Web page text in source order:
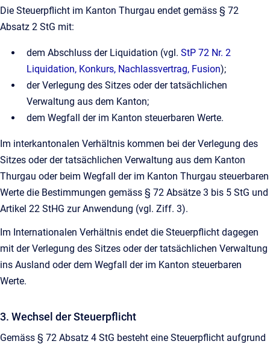
Die Steuerpflicht im Kanton Thurgau endet gemäss § 72
Absatz 2 StG mit:
dem Abschluss der Liquidation (vgl. StP 72 Nr. 2
Liquidation, Konkurs, Nachlassvertrag, Fusion);
der Verlegung des Sitzes oder der tatsächlichen
Verwaltung aus dem Kanton;
dem Wegfall der im Kanton steuerbaren Werte.
Im interkantonalen Verhältnis kommen bei der Verlegung des
Sitzes oder der tatsächlichen Verwaltung aus dem Kanton
Thurgau oder beim Wegfall der im Kanton Thurgau steuerbaren
Werte die Bestimmungen gemäss § 72 Absätze 3 bis 5 StG und
Artikel 22 StHG zur Anwendung (vgl. Ziff. 3).
Im Internationalen Verhältnis endet die Steuerpflicht dagegen
mit der Verlegung des Sitzes oder der tatsächlichen Verwaltung
ins Ausland oder dem Wegfall der im Kanton steuerbaren
Werte.
3. Wechsel der Steuerpflicht
Gemäss § 72 Absatz 4 StG besteht eine Steuerpflicht aufgrund